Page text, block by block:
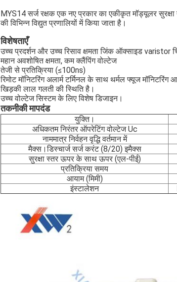
MYS14 सर्ज रक्षक एक नए प्रकार का एकीकृत मॉड्यूलर
की विभिन्न विद्युत प्रणालियों में किया जाता है।
विशेषताएँ
उच्च प्रदर्शन और उच्च रिसाव क्षमता जिंक ऑक्साइड varistor
महान अवशोषित क्षमता, कम क्लैंपिंग वोल्टेज
तेजी से प्रतिक्रिया (≤100ns)
रिमोट मॉनिटरिंग अलार्म टर्मिनल के साथ थर्मल फ्यूज
खिड़की लाल गलती की स्थिति है।
उच्च वोल्टेज सिस्टम के लिए विशेष डिजाइन।
तकनीकी मापदंड
युक्ति।
अधिकतम निरंतर ऑपरेटिंग वोल्टेज Uc
नाममात्र निर्वहन वृद्धि वर्तमान में
मैक्स।डिस्चार्ज सर्ज करंट (8/20) इमैक्स
सुरक्षा स्तर ऊपर के साथ ऊपर (एल-पीई)
प्रतिक्रिया समय
आयाम (मिमी)
इंस्टालेशन